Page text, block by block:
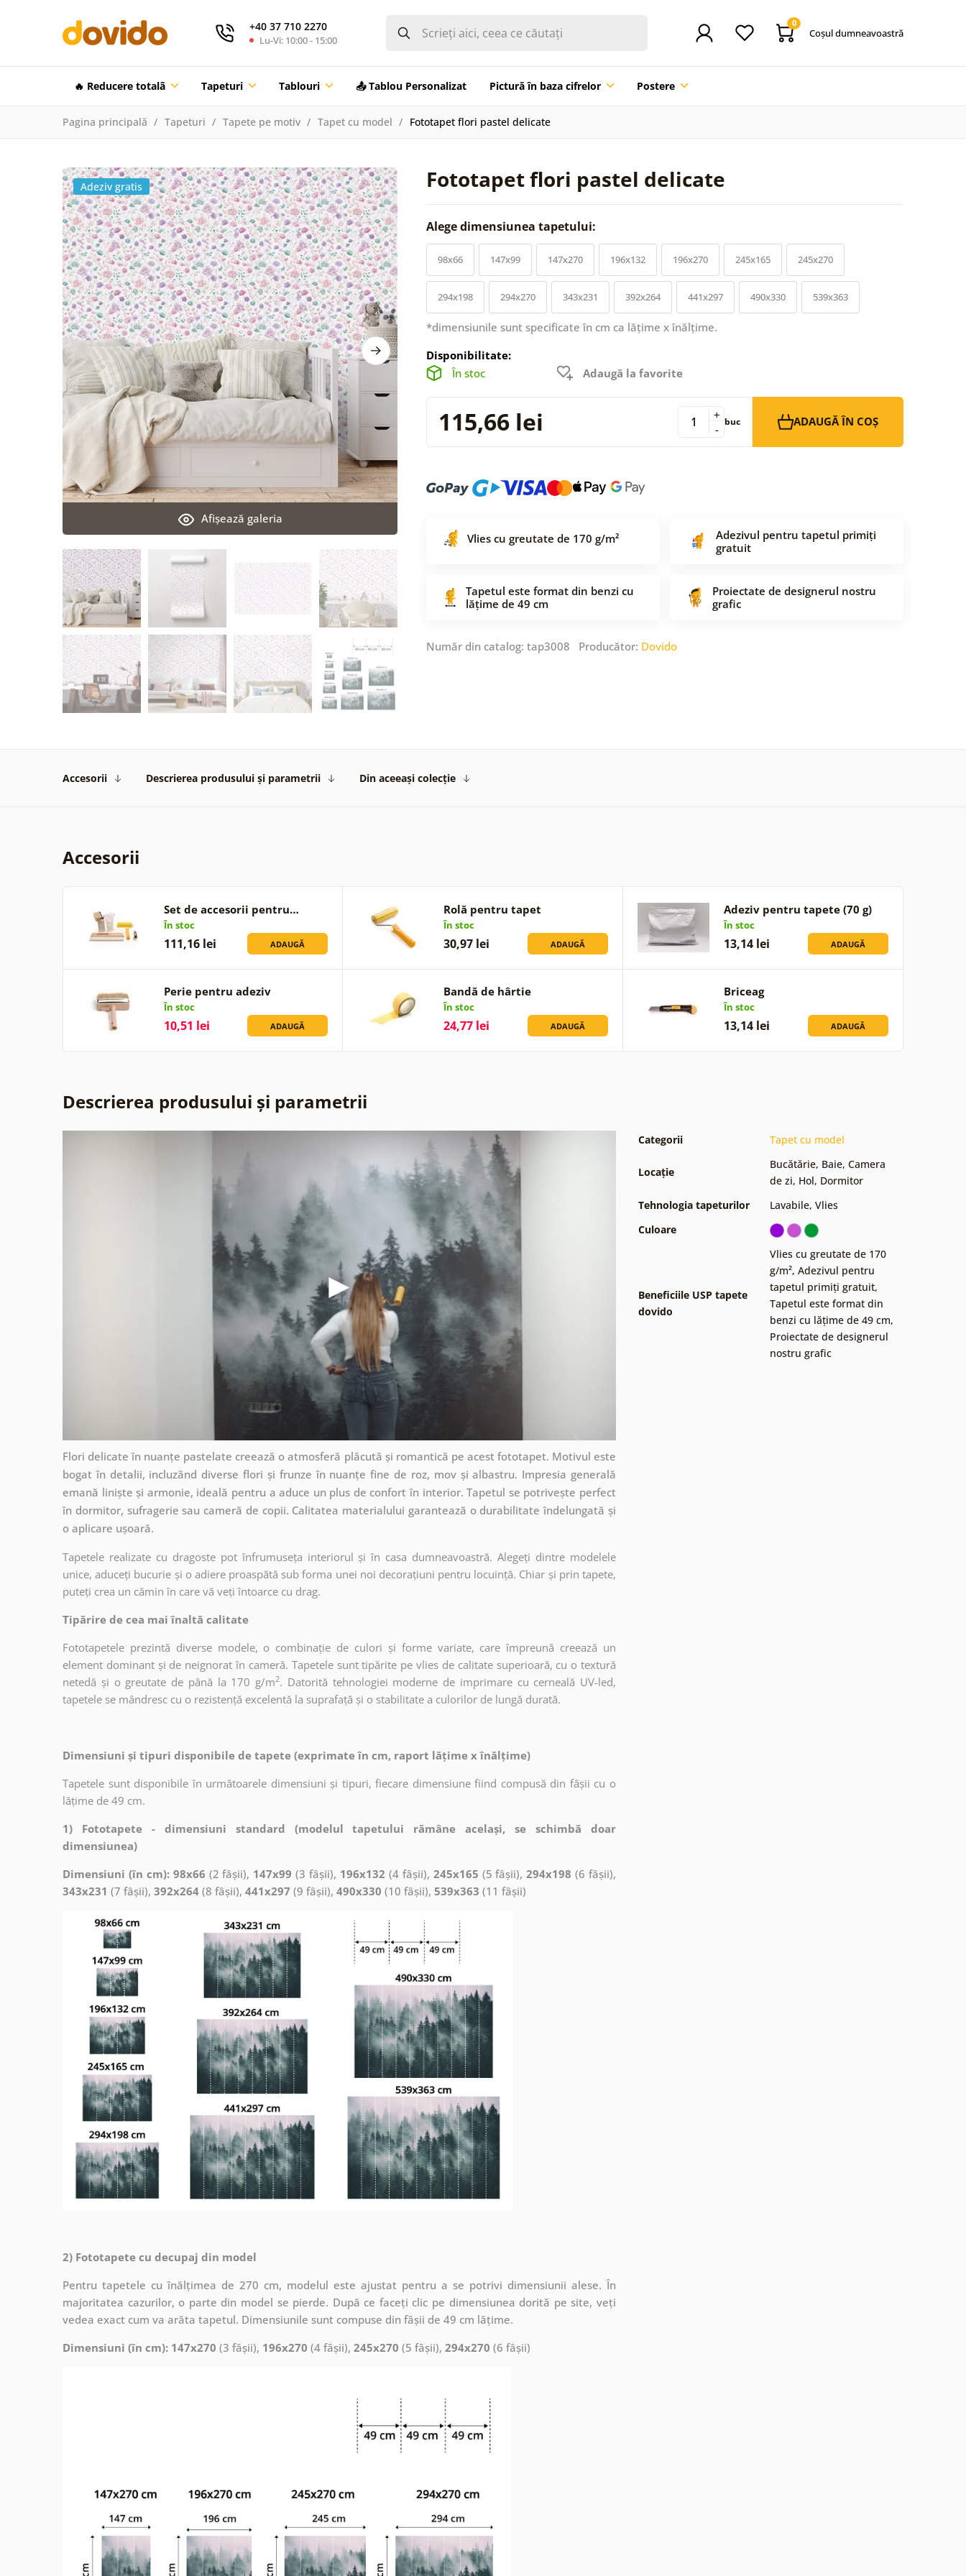
+40 37 710 2270
Lu-Vi: 10:00 - 15:00
0
Coşul dumneavoastră
🔥 Reducere totalã Tapeturi Tablouri 📤 Tablou Personalizat Pictură în baza cifrelor Postere
Pagina principală Tapeturi Tapete pe motiv Tapet cu model Fototapet flori pastel delicate
Fototapet flori pastel delicate
Afişează galeria
Adeziv gratis
Alege dimensiunea tapetului:
98x66 147x99 147x270 196x132 196x270 245x165 245x270
294x198 294x270 343x231 392x264 441x297 490x330 539x363
*dimensiunile sunt specificate în cm ca lățime x înălțime.
Disponibilitate:
În stoc
Adaugă la favorite
115,66 lei -
+ buc ADAUGĂ ÎN COȘ
Vlies cu greutate de 170 g/m²
Adezivul pentru tapetul primiți
gratuit
Tapetul este format din benzi cu
lățime de 49 cm
Proiectate de designerul nostru
grafic
Număr din catalog: tap3008 Producător: Dovido
Accesorii Descrierea produsului și parametrii Din aceeași colecție
Accesorii
Set de accesorii pentru…
În stoc
111,16 lei ADAUGĂ
Rolă pentru tapet
În stoc
30,97 lei ADAUGĂ
Adeziv pentru tapete (70 g)
În stoc
13,14 lei ADAUGĂ
Perie pentru adeziv
În stoc
10,51 lei ADAUGĂ
Bandă de hârtie
În stoc
24,77 lei ADAUGĂ
Briceag
În stoc
13,14 lei ADAUGĂ
Descrierea produsului și parametrii
Flori delicate în nuanțe pastelate creează o atmosferă plăcută și romantică pe acest fototapet. Motivul este
bogat în detalii, incluzând diverse flori și frunze în nuanțe fine de roz, mov și albastru. Impresia generală
emană liniște și armonie, ideală pentru a aduce un plus de confort în interior. Tapetul se potrivește perfect
în dormitor, sufragerie sau cameră de copii. Calitatea materialului garantează o durabilitate îndelungată și
o aplicare ușoară.
Tapetele realizate cu dragoste pot înfrumuseța interiorul și în casa dumneavoastră. Alegeți dintre modelele
unice, aduceți bucurie și o adiere proaspătă sub forma unei noi decorațiuni pentru locuință. Chiar și prin tapete,
puteți crea un cămin în care vă veți întoarce cu drag.
Tipărire de cea mai înaltă calitate
Fototapetele prezintă diverse modele, o combinație de culori și forme variate, care împreună creează un
element dominant și de neignorat în cameră. Tapetele sunt tipărite pe vlies de calitate superioară, cu o textură
netedă și o greutate de până la 170 g/m2. Datorită tehnologiei moderne de imprimare cu cerneală UV-led,
tapetele se mândresc cu o rezistență excelentă la suprafață și o stabilitate a culorilor de lungă durată.
Dimensiuni și tipuri disponibile de tapete (exprimate în cm, raport lățime x înălțime)
Tapetele sunt disponibile în următoarele dimensiuni și tipuri, fiecare dimensiune fiind compusă din fâșii cu o
lățime de 49 cm.
1) Fototapete - dimensiuni standard (modelul tapetului rămâne același, se schimbă doar
dimensiunea)
Dimensiuni (în cm): 98x66 (2 fâșii), 147x99 (3 fâșii), 196x132 (4 fâșii), 245x165 (5 fâșii),294x198 (6 fâșii),
343x231 (7 fâșii), 392x264 (8 fâșii), 441x297 (9 fâșii), 490x330 (10 fâșii), 539x363 (11 fâșii)
2) Fototapete cu decupaj din model
Pentru tapetele cu înălțimea de 270 cm, modelul este ajustat pentru a se potrivi dimensiunii alese. În
majoritatea cazurilor, o parte din model se pierde. După ce faceți clic pe dimensiunea dorită pe site, veți
vedea exact cum va arăta tapetul. Dimensiunile sunt compuse din fâșii de 49 cm lățime.
Dimensiuni (în cm): 147x270 (3 fâșii), 196x270 (4 fâșii), 245x270 (5 fâșii), 294x270 (6 fâșii)
Categorii Tapet cu model
Locație
Bucătărie, Baie, Camera
de zi, Hol, Dormitor
Tehnologia tapeturilor
Lavabile, Vlies
Culoare
Beneficiile USP tapete
dovido
Vlies cu greutate de 170
g/m², Adezivul pentru
tapetul primiți gratuit,
Tapetul este format din
benzi cu lățime de 49 cm,
Proiectate de designerul
nostru grafic